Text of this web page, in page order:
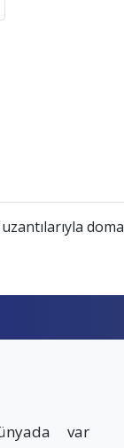
var